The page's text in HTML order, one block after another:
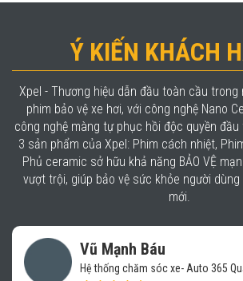
Ý KIẾN KHÁCH
Xpel - Thương hiệu dẫn đầu toàn cầu trong
phim bảo vệ xe hơi, với công nghệ Nano
công nghệ màng tự phục hồi độc quyền
3 sản phẩm của Xpel: Phim cách nhiệt,
Phủ ceramic sở hữu khả năng BẢO VỆ
vượt trội, giúp bảo vệ sức khỏe người
mới.
Vũ Mạnh Báu
Hệ thống chăm sóc xe- Auto 365